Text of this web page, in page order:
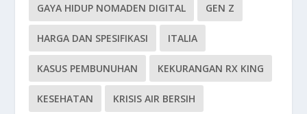
GAYA HIDUP NOMADEN DIGITAL GEN Z
HARGA DAN SPESIFIKASI ITALIA
KASUS PEMBUNUHAN KEKURANGAN RX KING
KESEHATAN KRISIS AIR BERSIH